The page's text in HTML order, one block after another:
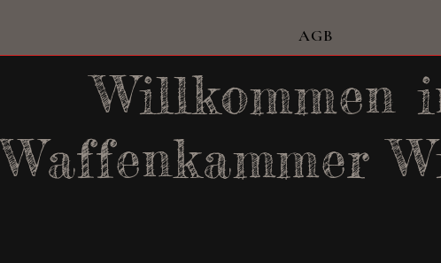
AGB
Willkommen
Waffenkammer